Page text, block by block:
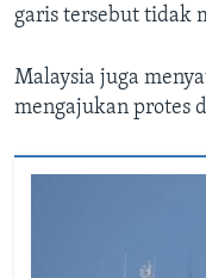
garis tersebut tidak
Malaysia juga
mengajukan protes